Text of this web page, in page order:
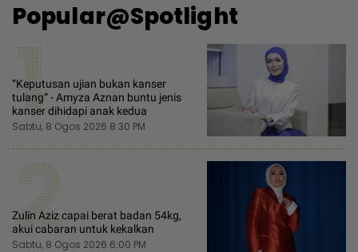
Popular@Spotlight
1
“Keputusan ujian bukan kanser
tulang“ - Amyza Aznan buntu jenis
kanser dihidapi anak kedua
Sabtu, 8 Ogos 2026 8:30 PM
2
Zulin Aziz capai berat badan 54kg,
akui cabaran untuk kekalkan
Sabtu, 8 Ogos 2026 6:00 PM